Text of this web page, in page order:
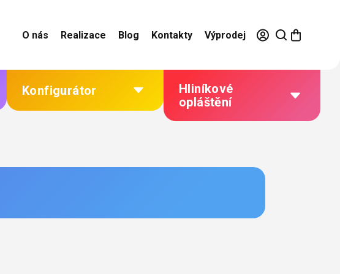
O nás Realizace Blog Kontakty Výprodej
Konfigurátor
Plisé
Markýzy
Hliníkové
opláštění
Jak to funguje
Technická dokumentace